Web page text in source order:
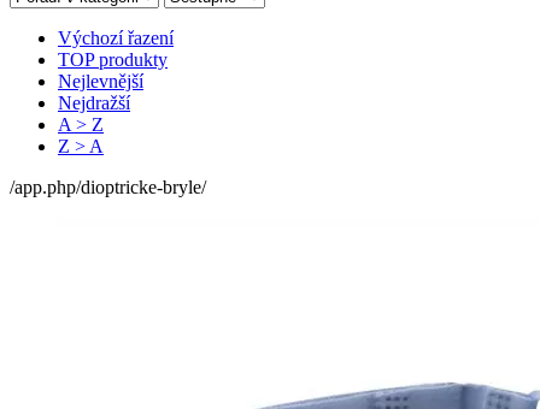
Výchozí řazení
TOP produkty
Nejlevnější
Nejdražší
A > Z
Z > A
/app.php/dioptricke-bryle/